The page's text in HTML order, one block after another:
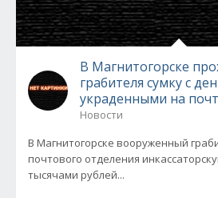
В Магнитогорске
грабителя сумку с
украденными на
Новости
В Магнитогорске вооруженный
почтового отделения
тысячами рублей...